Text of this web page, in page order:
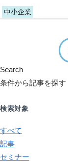
中小企業
Search
条件から記事を探す
検索対象
すべて
記事
セミナー